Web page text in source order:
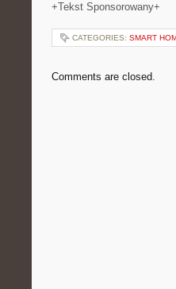
+Tekst Sponsorowany+
CATEGORIES: SMART
Comments are closed.